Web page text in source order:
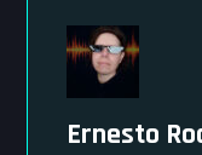
Ernesto